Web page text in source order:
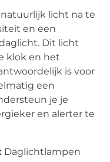
licht na te
en een
Dit licht
klok en het
is voor
een
je je
en alerter te
Daglichtlampen